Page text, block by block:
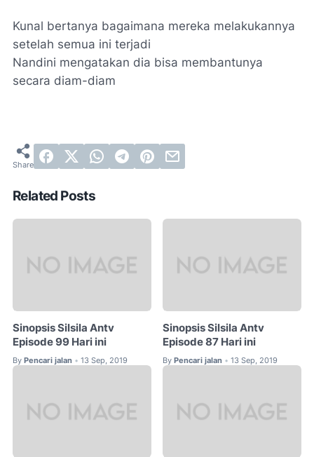
Kunal bertanya bagaimana mereka melakukannya
setelah semua ini terjadi
Nandini mengatakan dia bisa membantunya
secara diam-diam
Related Posts
Sinopsis Silsila Antv
Episode 99 Hari ini
By Pencari jalan • 13 Sep, 2019
Sinopsis Silsila Antv
Episode 87 Hari ini
By Pencari jalan • 13 Sep, 2019